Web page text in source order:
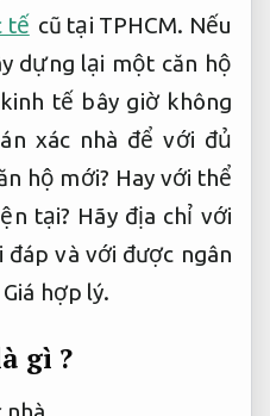
tế cũ tại TPHCM. Nếu
dựng lại một căn hộ
tế bây giờ không
xác nhà để với đủ
hộ mới? Hay với thể
tại? Hãy địa chỉ với
và với được ngân
Giá hợp lý.
gì ?